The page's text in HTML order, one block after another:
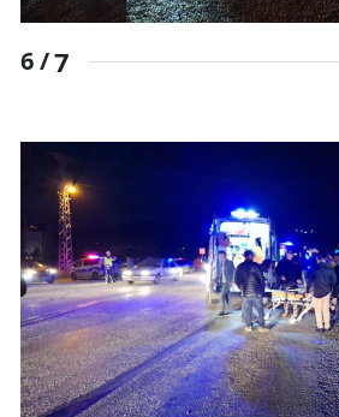
6 /7